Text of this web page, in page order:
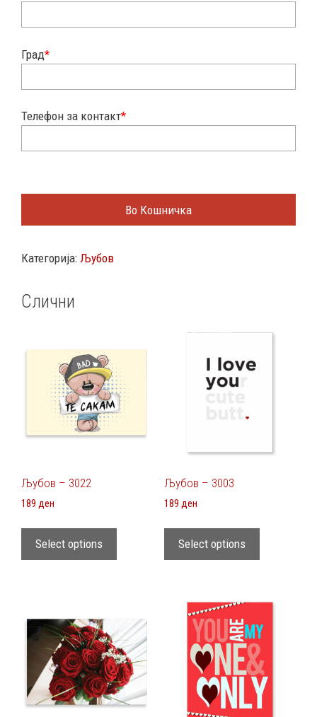
Град*
Телефон за контакт*
Во Кошничка
Категорија: Љубов
Слични
Љубов – 3022
189 ден
Select options
Љубов – 3003
189 ден
Select options